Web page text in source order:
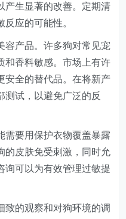
产生显著的改善。定期清
应的可能性。
容产品。许多狗对常见宠
和香料敏感。市场上有许
安全的替代品。在将新产
测试，以避免广泛的反
需要用保护衣物覆盖暴露
的皮肤免受刺激，同时允
询可以为有效管理过敏提
致的观察和对狗环境的调